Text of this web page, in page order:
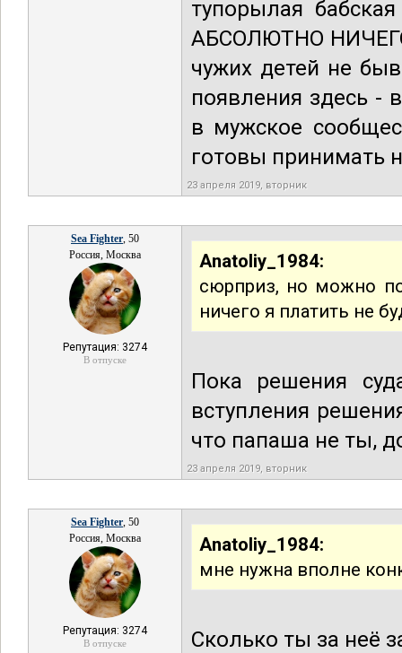
тупорылая
АБСОЛЮТНО
чужих детей не
появления здесь -
в мужское
готовы принимать
23 апреля 2019, вторник
Sea Fighter, 50
Россия, Москва
Репутация: 3274
В отпуске
Anatoliy_1984:
сюрприз, но можно
ничего я платить не
Пока решения
вступления
что папаша не ты,
23 апреля 2019, вторник
Sea Fighter, 50
Россия, Москва
Репутация: 3274
В отпуске
Anatoliy_1984:
мне нужна вполне
Сколько ты за неё